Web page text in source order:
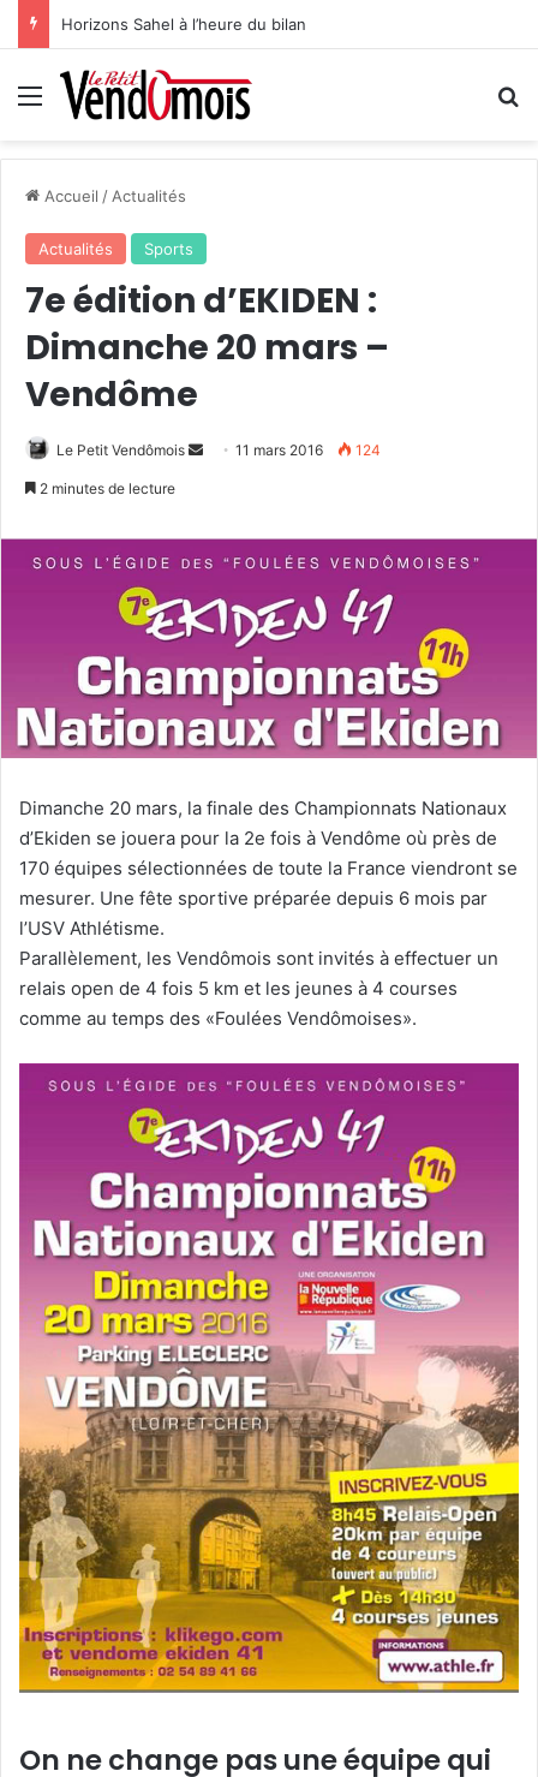
Horizons Sahel à l’heure du bilan
Menu
Accueil / Actualités
Actualités Sports
7e édition d’EKIDEN :
Dimanche 20 mars –
Vendôme
Le Petit Vendômois
o
y
r
n
o
l
11 mars 2016 124
2 minutes de lecture
Dimanche 20 mars, la finale des Championnats Nationaux
d’Ekiden se jouera pour la 2e fois à Vendôme où près de
170 équipes sélectionnées de toute la France viendront se
mesurer. Une fête sportive préparée depuis 6 mois par
l’USV Athlétisme.
Parallèlement, les Vendômois sont invités à effectuer un
relais open de 4 fois 5 km et les jeunes à 4 courses
comme au temps des «Foulées Vendômoises».
On ne change pas une équipe qui